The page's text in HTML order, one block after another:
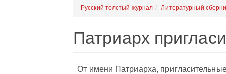
Русский толстый журнал Литературный
Патриарх
От имени Патриарха,